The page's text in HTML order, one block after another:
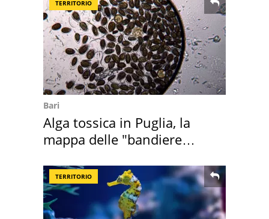
TERRITORIO
Bari
Alga tossica in Puglia, la
mappa delle "bandiere
TERRITORIO